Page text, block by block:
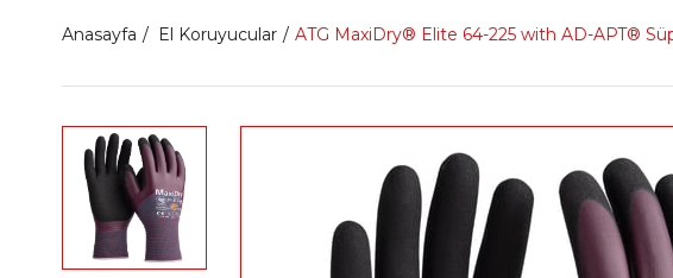
Anasayfa El Koruyucular ATG MaxiDry® Elite 64-225 with AD-APT®